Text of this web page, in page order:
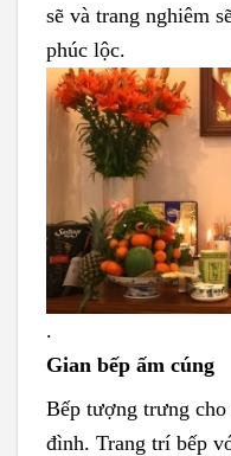
sẽ và trang nghiêm
phúc lộc.
.
Gian bếp ấm cúng
Bếp tượng trưng cho
đình. Trang trí bếp